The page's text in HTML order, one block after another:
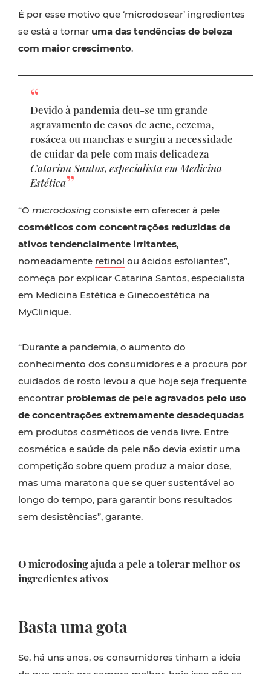
É por esse motivo que ‘microdosear’ ingredientes
se está a tornar uma das tendências de beleza
com maior crescimento.
Devido à pandemia deu-se um grande
agravamento de casos de acne, eczema,
rosácea ou manchas e surgiu a necessidade
de cuidar da pele com mais delicadeza –
Catarina Santos, especialista em Medicina
Estética
“O microdosing consiste em oferecer à pele
cosméticos com concentrações reduzidas de
ativos tendencialmente irritantes,
nomeadamente retinol ou ácidos esfoliantes”,
começa por explicar Catarina Santos, especialista
em Medicina Estética e Ginecoestética na
MyClinique.
“Durante a pandemia, o aumento do
conhecimento dos consumidores e a procura por
cuidados de rosto levou a que hoje seja frequente
encontrar problemas de pele agravados pelo uso
de concentrações extremamente desadequadas
em produtos cosméticos de venda livre. Entre
cosmética e saúde da pele não devia existir uma
competição sobre quem produz a maior dose,
mas uma maratona que se quer sustentável ao
longo do tempo, para garantir bons resultados
sem desistências”, garante.
O microdosing ajuda a pele a tolerar melhor os
ingredientes ativos
Basta uma gota
Se, há uns anos, os consumidores tinham a ideia